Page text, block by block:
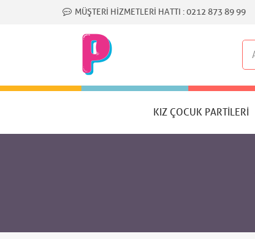
MÜŞTERI HIZMETLERI HATTI :0212 873 89 99
KIZ ÇOCUK PARTILERI